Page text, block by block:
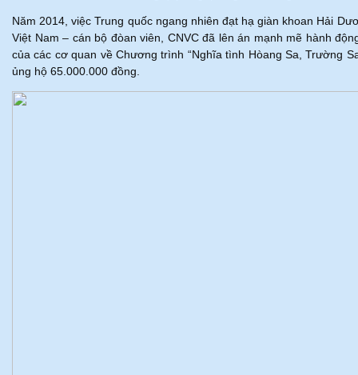
Năm 2014, việc Trung quốc ngang nhiên đạt hạ giàn khoan Hải
Việt Nam – cán bộ đòan viên, CNVC đã lên án mạnh mẽ hành
của các cơ quan về Chương trình “Nghĩa tình Hòang Sa, Trường
ủng hộ 65.000.000 đồng.